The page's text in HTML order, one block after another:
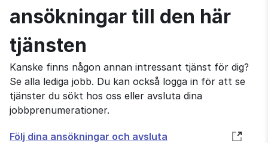
ansökningar till den här
tjänsten
Kanske finns någon annan intressant tjänst för dig?
Se alla lediga jobb. Du kan också logga in för att se
tjänster du sökt hos oss eller avsluta dina
jobbprenumerationer.
Följ dina ansökningar och avsluta
Öppnas